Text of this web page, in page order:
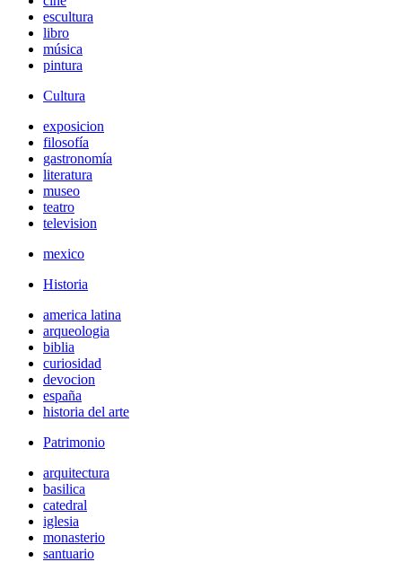
escultura
libro
música
pintura
Cultura
exposicion
filosofía
gastronomía
literatura
museo
teatro
television
mexico
Historia
america latina
arqueologia
biblia
curiosidad
devocion
españa
historia del arte
Patrimonio
arquitectura
basilica
catedral
iglesia
monasterio
santuario